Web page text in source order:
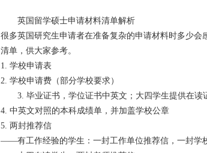
英国留学硕士申请材料清单解析
很多英国研究生申请者在准备复杂的申请材料时多少
清单，供大家参考。
1. 学校申请表
2. 学校申请费（部分学校要求）
3. 毕业证书，学位证书中英文；大四学生提供在
4. 中英文对照的本科成绩单，并加盖学校公章
5. 两封推荐信
——有工作经验的学生：一封工作单位推荐信，一封学